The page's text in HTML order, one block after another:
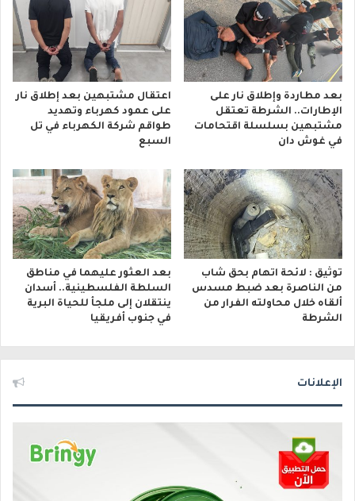
بعد مطاردة وإطلاق نار على
الإطارات.. الشرطة تعتقل
مشتبهين بسلسلة اقتحامات
في غوش دان
اعتقال مشتبهين بعد إطلاق نار
على عمود كهرباء وتهديد
طواقم شركة الكهرباء في تل
السبع
توثيق : لائحة اتهام بحق شاب
من الناصرة بعد ضبط مسدس
ألقاه خلال محاولته الفرار من
الشرطة
بعد العثور عليهما في مناطق
السلطة الفلسطينية.. أسدان
ينتقلان إلى ملجأ للحياة البرية
في جنوب أفريقيا
الإعلانات